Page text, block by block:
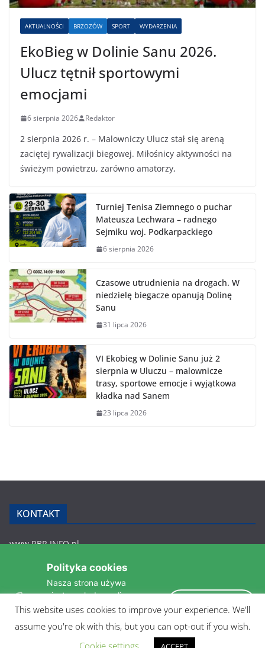
AKTUALNOŚCI BRZOZÓW SPORT WYDARZENIA
EkoBieg w Dolinie Sanu 2026.
Ulucz tętnił sportowymi
emocjami
6 sierpnia 2026 Redaktor
2 sierpnia 2026 r. – Malowniczy Ulucz stał się areną
zaciętej rywalizacji biegowej. Miłośnicy aktywności na
świeżym powietrzu, zarówno amatorzy,
Turniej Tenisa Ziemnego o puchar
Mateusza Lechwara – radnego
Sejmiku woj. Podkarpackiego
6 sierpnia 2026
Czasowe utrudnienia na drogach. W
niedzielę biegacze opanują Dolinę
Sanu
31 lipca 2026
VI Ekobieg w Dolinie Sanu już 2
sierpnia w Uluczu – malownicze
trasy, sportowe emocje i wyjątkowa
kładka nad Sanem
23 lipca 2026
KONTAKT
www.RBR.INFO.pl
36-200 Brzozów
rbr.info.pl@gmail.com
POLITYKA PRYWATNOŚCI
This website uses cookies to improve your experience. We'll
assume you're ok with this, but you can opt-out if you wish.
Cookie settings
Polityka cookies
Nasza strona używa
ciasteczek do analizy
statystyk i zapewnienia
pomiędzi wizytami.
Czytaj więcej »
Akceptuję